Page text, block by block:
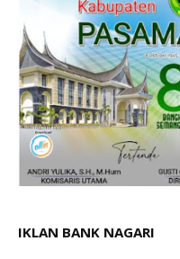
IKLAN BANK NAGARI